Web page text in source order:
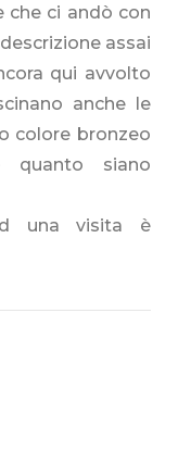
ci andò con
assai
qui avvolto
anche le
colore bronzeo
quanto siano
una visita è